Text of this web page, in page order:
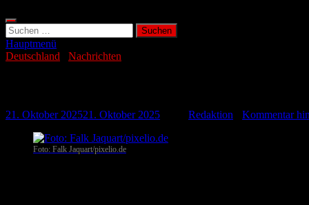
Suchen
nach:
Hauptmenü
Deutschland
Nachrichten
21. Oktober 202521. Oktober 2025 Redaktion Kommentar
Foto: Falk Jaquart/pixelio.de